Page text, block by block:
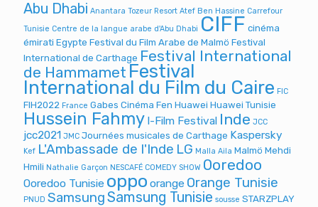
Abu Dhabi Anantara Tozeur Resort Atef Ben Hassine Carrefour
Tunisie Centre de la langue arabe d'Abu Dhabi CIFF cinéma
émirati Egypte Festival du Film Arabe de Malmö Festival
International de Carthage Festival International
de HammametFestival
International du Film du Caire FIC
FIH2022 France Gabes Cinéma Fen Huawei Huawei Tunisie
Hussein Fahmy I-Film Festival Inde JCC
jcc2021 JMC Journées musicales de Carthage Kaspersky
Kef L'Ambassade de l'Inde LG Malla Aila Malmö Mehdi
Hmili Nathalie Garçon NESCAFÉ COMEDY SHOW Ooredoo
Ooredoo Tunisie oppo orange Orange Tunisie
PNUD SamsungSamsung Tunisie sousse STARZPLAY